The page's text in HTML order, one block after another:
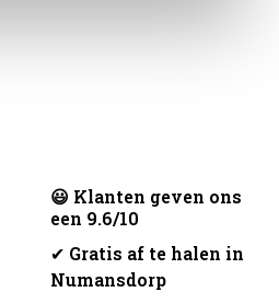
😃 Klanten geven ons
een 9.6/10
✔ Gratis af te halen in
Numansdorp